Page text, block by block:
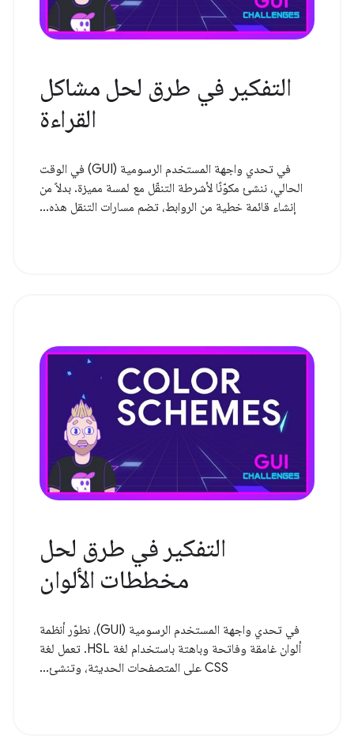
التفكير في طرق لحل مشاكل
القراءة
في تحدي واجهة المستخدم الرسومية (GUI) في الوقت
الحالي، ننشئ مكوّنًا لأشرطة التنقّل مع لمسة مميزة. بدلاً من
إنشاء قائمة خطية من الروابط، تضم مسارات التنقل هذه...
التفكير في طرق لحل
مخططات الألوان
في تحدي واجهة المستخدم الرسومية (GUI)، نطوّر أنظمة
ألوان غامقة وفاتحة وباهتة باستخدام لغة HSL. تعمل لغة
CSS على المتصفحات الحديثة، وتنشئ...